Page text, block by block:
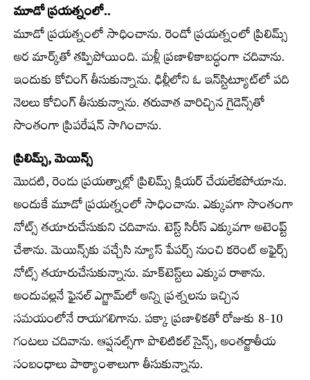
మూడో ప్రయత్నంలో..
మూడో ప్రయత్నంలో సాధించాను. రెండో ప్రయత్నంలో ప్రిలిమ్స్‌
అర మార్క్‌తో తప్పిపోయింది. మళ్లీ ప్రణాళికాబద్ధంగా చదివాను.
ఇందుకు కోచింగ్‌ తీసుకున్నాను. ఢిల్లీలోని ఓ ఇన్‌స్టిట్యూట్‌లో పది
నెలలు కోచింగ్‌ తీసుకున్నాను. తరువాత వారిచ్చిన గైడెన్స్‌తో
సొంతంగా ప్రిపరేషన్‌ సాగించాను.
ప్రిలిమ్స్‌, మెయిన్స్‌
మొదటి, రెండు ప్రయత్నాల్లో ప్రిలిమ్స్‌ క్లియర్‌ చేయలేకపోయాను.
అందుకే మూడో ప్రయత్నంలో సాధించాను. ఎక్కువగా సొంతంగా
నోట్స్‌ తయారుచేసుకుని చదివాను. టెస్ట్‌ సిరీస్‌ ఎక్కువగా అటెంప్ట్‌
చేశాను. మెయిన్స్‌కు వచ్చేసి న్యూస్‌ పేపర్స్‌ నుంచి కరెంట్‌ అఫైర్స్‌
నోట్స్‌ తయారుచేసుకున్నాను. మాక్‌టెస్ట్‌లు ఎక్కువ రాశాను.
అందువల్లనే ఫైనల్‌ ఎగ్జామ్‌లో అన్ని ప్రశ్నలను ఇచ్చిన
సమయంలోనే రాయగలిగాను. పక్కా ప్రణాళికతో రోజుకు 8-10
గంటలు చదివాను. ఆప్షనల్స్‌గా పొలిటికల్‌ సైన్స్‌, అంతర్జాతీయ
సంబంధాలు పాఠ్యాంశాలుగా తీసుకున్నాను.